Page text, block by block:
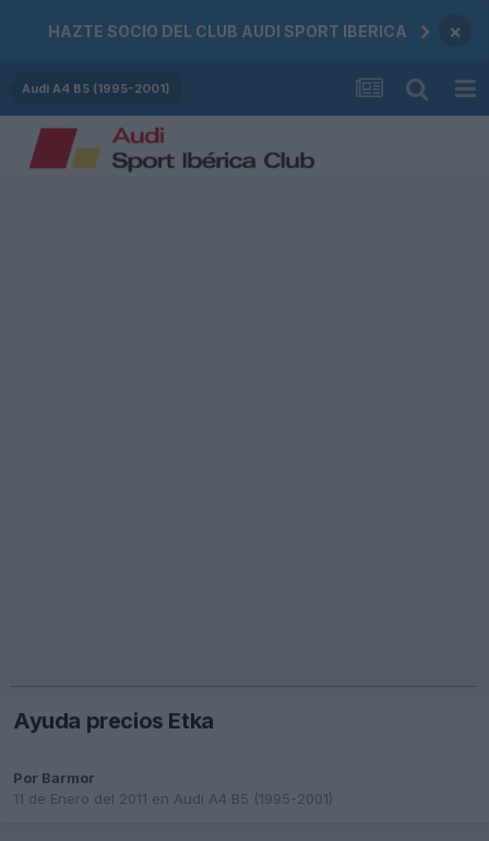
HAZTE SOCIO DEL CLUB AUDI SPORT IBERICA ×
Audi A4 B5 (1995-2001)
Ayuda precios Etka
Por Barmor
11 de Enero del 2011 en Audi A4 B5 (1995-2001)